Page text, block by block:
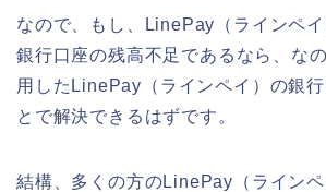
なので、もし、LinePay（ラインペ
銀行口座の残高不足であるなら、な
用したLinePay（ラインペイ）の銀
とで解決できるはずです。
結構、多くの方のLinePay（ライン